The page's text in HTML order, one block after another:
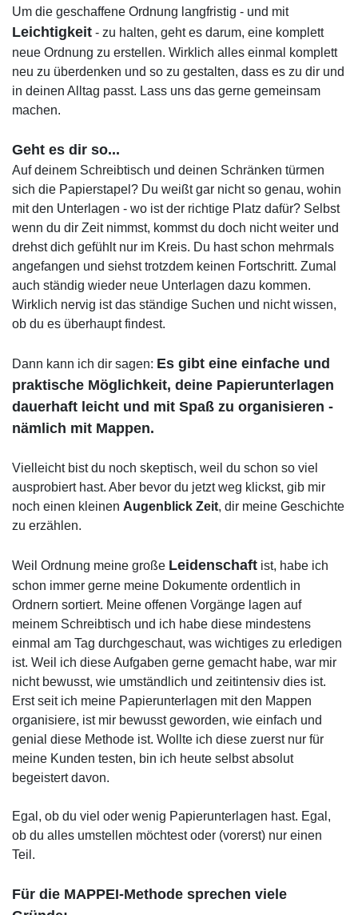
Um die geschaffene Ordnung langfristig - und mit
Leichtigkeit - zu halten, geht es darum, eine komplett
neue Ordnung zu erstellen. Wirklich alles einmal komplett
neu zu überdenken und so zu gestalten, dass es zu dir und
in deinen Alltag passt. Lass uns das gerne gemeinsam
machen.
Geht es dir so...
Auf deinem Schreibtisch und deinen Schränken türmen
sich die Papierstapel? Du weißt gar nicht so genau, wohin
mit den Unterlagen - wo ist der richtige Platz dafür? Selbst
wenn du dir Zeit nimmst, kommst du doch nicht weiter und
drehst dich gefühlt nur im Kreis. Du hast schon mehrmals
angefangen und siehst trotzdem keinen Fortschritt. Zumal
auch ständig wieder neue Unterlagen dazu kommen.
Wirklich nervig ist das ständige Suchen und nicht wissen,
ob du es überhaupt findest.
Dann kann ich dir sagen: Es gibt eine einfache und
praktische Möglichkeit, deine Papierunterlagen
dauerhaft leicht und mit Spaß zu organisieren -
nämlich mit Mappen.
Vielleicht bist du noch skeptisch, weil du schon so viel
ausprobiert hast. Aber bevor du jetzt weg klickst, gib mir
noch einen kleinen Augenblick Zeit, dir meine Geschichte
zu erzählen.
Weil Ordnung meine große Leidenschaft ist, habe ich
schon immer gerne meine Dokumente ordentlich in
Ordnern sortiert. Meine offenen Vorgänge lagen auf
meinem Schreibtisch und ich habe diese mindestens
einmal am Tag durchgeschaut, was wichtiges zu erledigen
ist. Weil ich diese Aufgaben gerne gemacht habe, war mir
nicht bewusst, wie umständlich und zeitintensiv dies ist.
Erst seit ich meine Papierunterlagen mit den Mappen
organisiere, ist mir bewusst geworden, wie einfach und
genial diese Methode ist. Wollte ich diese zuerst nur für
meine Kunden testen, bin ich heute selbst absolut
begeistert davon.
Egal, ob du viel oder wenig Papierunterlagen hast. Egal,
ob du alles umstellen möchtest oder (vorerst) nur einen
Teil.
Für die MAPPEI-Methode sprechen viele